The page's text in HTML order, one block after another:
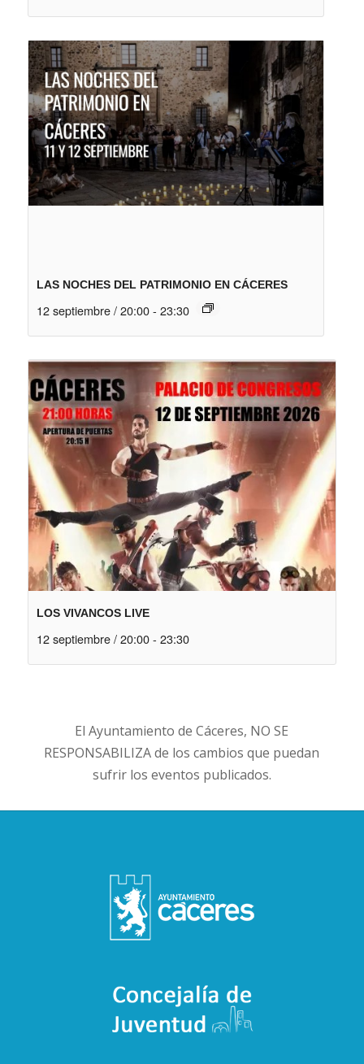
LAS NOCHES DEL PATRIMONIO EN CÁCERES
12 septiembre / 20:00 - 23:30
LOS VIVANCOS LIVE
12 septiembre / 20:00 - 23:30
El Ayuntamiento de Cáceres, NO SE
RESPONSABILIZA de los cambios que puedan
sufrir los eventos publicados.